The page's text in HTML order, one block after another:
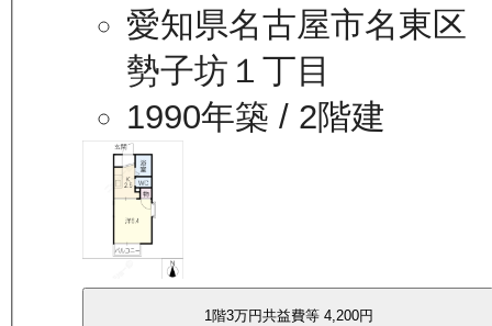
愛知県名古屋市名東区
勢子坊１丁目
1990年築 / 2階建
1階3万円共益費等 4,200円